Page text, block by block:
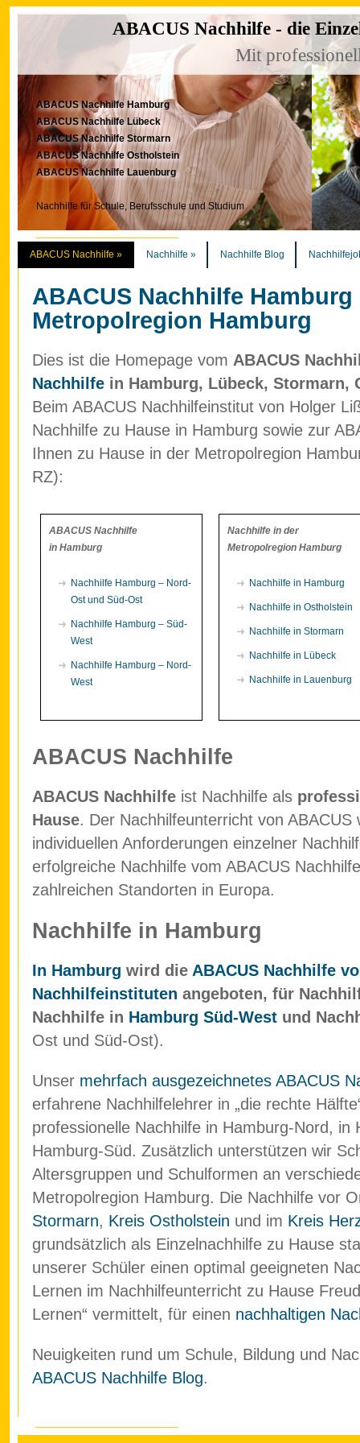
ABACUS Nachhilfe - die
Mit
ABACUS Nachhilfe Hamburg
ABACUS Nachhilfe Lübeck
ABACUS Nachhilfe Stormarn
ABACUS Nachhilfe Ostholstein
ABACUS Nachhilfe Lauenburg
Nachhilfe für Schule, Berufsschule und Studium
ABACUS Nachhilfe » Nachhilfe » Nachhilfe Blog
ABACUS Nachhilfe Hamburg
Metropolregion Hamburg
Dies ist die Homepage vom ABACUS
Nachhilfe in Hamburg, Lübeck, Stormarn,
Beim ABACUS Nachhilfeinstitut von Holger
Nachhilfe zu Hause in Hamburg sowie zur
Ihnen zu Hause in der Metropolregion
RZ):
ABACUS Nachhilfe
in Hamburg
Nachhilfe Hamburg – Nord-
Ost und Süd-Ost
Nachhilfe Hamburg – Süd-
West
Nachhilfe Hamburg – Nord-
West
Nachhilfe in der
Metropolregion Hamburg
Nachhilfe in Hamburg
Nachhilfe in Ostholstein
Nachhilfe in Stormarn
Nachhilfe in Lübeck
Nachhilfe in Lauenburg
ABACUS Nachhilfe
ABACUS Nachhilfe ist Nachhilfe als
Hause. Der Nachhilfeunterricht von
individuellen Anforderungen einzelner
erfolgreiche Nachhilfe vom ABACUS
zahlreichen Standorten in Europa.
Nachhilfe in Hamburg
In Hamburg wird die ABACUS Nachhilfe
Nachhilfeinstituten angeboten, für
Nachhilfe in Hamburg Süd-West und
Ost und Süd-Ost).
Unser mehrfach ausgezeichnetes ABACUS
erfahrene Nachhilfelehrer in „die rechte
professionelle Nachhilfe in Hamburg-Nord, in
Hamburg-Süd. Zusätzlich unterstützen wir
Altersgruppen und Schulformen an
Metropolregion Hamburg. Die Nachhilfe vor
Stormarn, Kreis Ostholstein und im Kreis
grundsätzlich als Einzelnachhilfe zu Hause
unserer Schüler einen optimal geeigneten
Lernen im Nachhilfeunterricht zu Hause
Lernen“ vermittelt, für einen nachhaltigen
Neuigkeiten rund um Schule, Bildung und
ABACUS Nachhilfe Blog.